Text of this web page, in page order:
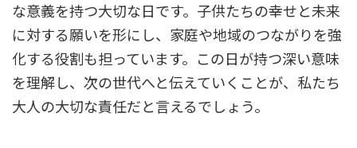
な意義を持つ大切な日です。子供たちの幸せと未来
に対する願いを形にし、家庭や地域のつながりを強
化する役割も担っています。この日が持つ深い意味
を理解し、次の世代へと伝えていくことが、私たち
大人の大切な責任だと言えるでしょう。